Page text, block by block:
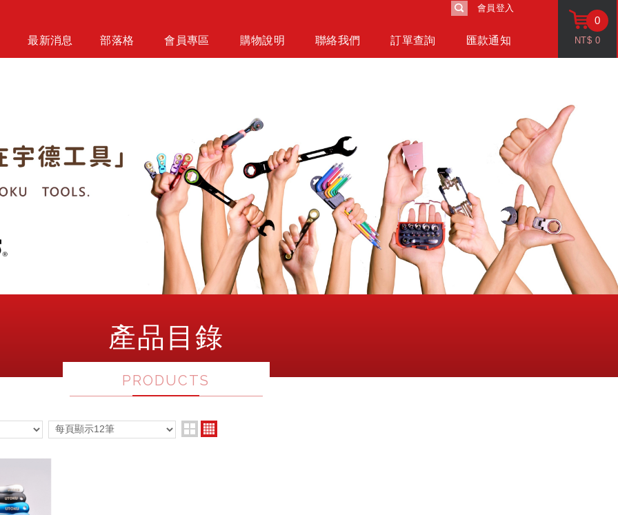
會員登入
0
NT$ 0
最新消息 部落格 會員專區 購物說明 聯絡我們 訂單查詢 匯款通知
產品目錄
PRODUCTS